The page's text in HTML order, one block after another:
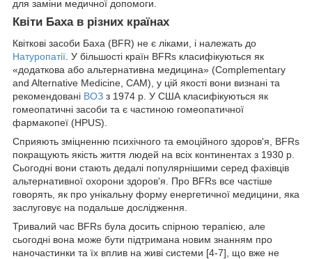
для заміни медичної допомоги.
Квіти Баха в різних країнах
Квіткові засоби Баха (BFR) не є ліками, і належать до
Натуропатії . У більшості країн BFRs класифікуються як
«додаткова або альтернативна медицина» (Complementary
and Alternative Medicine, CAM), у цій якості вони визнані та
рекомендовані ВОЗ з 1974 р. У США класифікуються як
гомеопатичні засоби та є частиною гомеопатичної
фармакопеї (HPUS).
Сприяють зміцненню психічного та емоційного здоров'я, BFRs
покращують якість життя людей на всіх континентах з 1930 р.
Сьогодні вони стають дедалі популярнішими серед фахівців
альтернативної охорони здоров'я. Про BFRs все частіше
говорять, як про унікальну форму енергетичної медицини, яка
заслуговує на подальше дослідження.
Тривалий час BFRs була досить спірною терапією, але
сьогодні вона може бути підтримана новим знанням про
наночастинки та їх вплив на живі системи [4-7], що вже не